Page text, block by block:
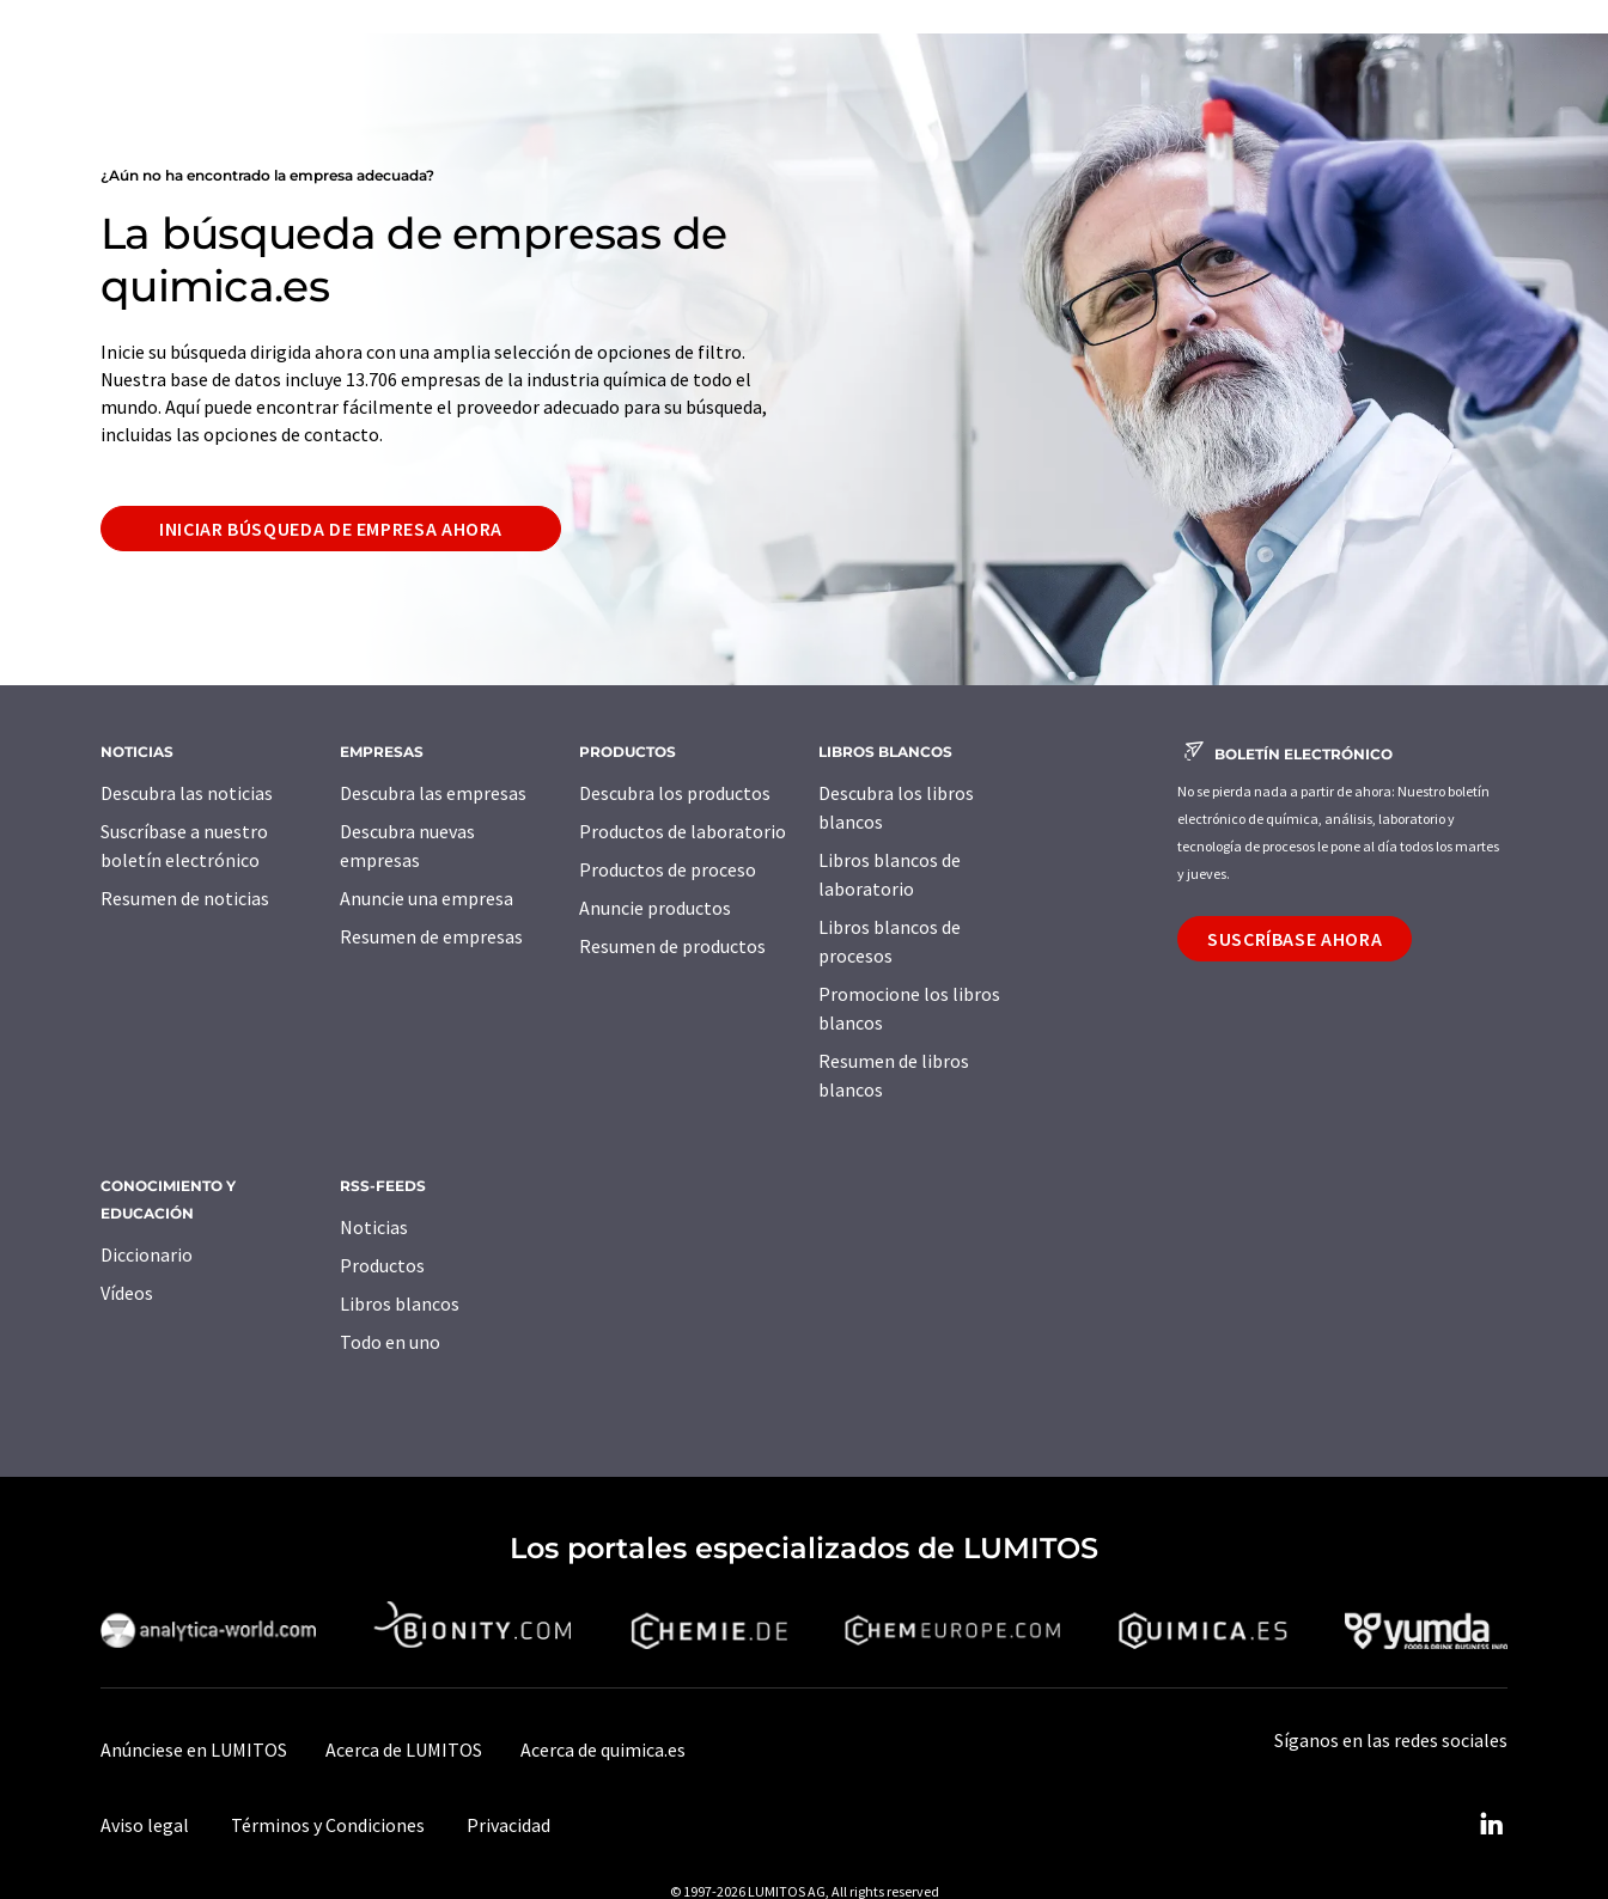
¿Aún no ha encontrado la empresa adecuada?
La búsqueda de empresas de
quimica.es
Inicie su búsqueda dirigida ahora con una amplia selección de opciones de filtro.
Nuestra base de datos incluye 13.706 empresas de la industria química de todo el
mundo. Aquí puede encontrar fácilmente el proveedor adecuado para su búsqueda,
incluidas las opciones de contacto.
INICIAR BÚSQUEDA DE EMPRESA AHORA
NOTICIAS
Descubra las noticias
Suscríbase a nuestro
boletín electrónico
Resumen de noticias
EMPRESAS
Descubra las empresas
Descubra nuevas
empresas
Anuncie una empresa
Resumen de empresas
PRODUCTOS
Descubra los productos
Productos de laboratorio
Productos de proceso
Anuncie productos
Resumen de productos
LIBROS BLANCOS
Descubra los libros
blancos
Libros blancos de
laboratorio
Libros blancos de
procesos
Promocione los libros
blancos
Resumen de libros
blancos
CONOCIMIENTO Y
EDUCACIÓN
Diccionario
Vídeos
RSS-FEEDS
Noticias
Productos
Libros blancos
Todo en uno
BOLETÍN ELECTRÓNICO
No se pierda nada a partir de ahora: Nuestro boletín
electrónico de química, análisis, laboratorio y
tecnología de procesos le pone al día todos los martes
y jueves.
SUSCRÍBASE AHORA
Los portales especializados de LUMITOS
Anúnciese en LUMITOS Acerca de LUMITOS Acerca de quimica.es
Aviso legal Términos y Condiciones Privacidad
Síganos en las redes sociales
© 1997-2026 LUMITOS AG, All rights reserved